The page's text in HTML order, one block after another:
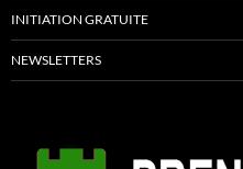
INITIATION GRATUITE
NEWSLETTERS